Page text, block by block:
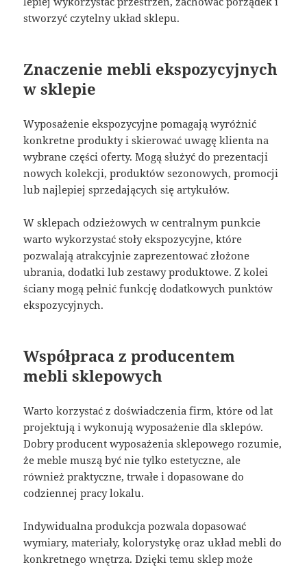
stworzyć czytelny układ sklepu.
Znaczenie mebli ekspozycyjnych
w sklepie
Wyposażenie ekspozycyjne pomagają wyróżnić
konkretne produkty i skierować uwagę klienta na
wybrane części oferty. Mogą służyć do prezentacji
nowych kolekcji, produktów sezonowych, promocji
lub najlepiej sprzedających się artykułów.
W sklepach odzieżowych w centralnym punkcie
warto wykorzystać stoły ekspozycyjne, które
pozwalają atrakcyjnie zaprezentować złożone
ubrania, dodatki lub zestawy produktowe. Z kolei
ściany mogą pełnić funkcję dodatkowych punktów
ekspozycyjnych.
Współpraca z producentem
mebli sklepowych
Warto korzystać z doświadczenia firm, które od lat
projektują i wykonują wyposażenie dla sklepów.
Dobry producent wyposażenia sklepowego rozumie,
że meble muszą być nie tylko estetyczne, ale
również praktyczne, trwałe i dopasowane do
codziennej pracy lokalu.
Indywidualna produkcja pozwala dopasować
wymiary, materiały, kolorystykę oraz układ mebli do
konkretnego wnętrza. Dzięki temu sklep może